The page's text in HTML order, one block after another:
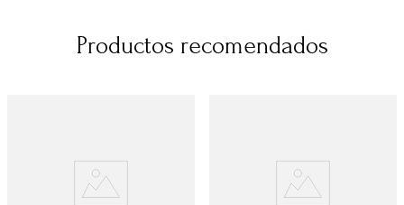
Productos recomendados